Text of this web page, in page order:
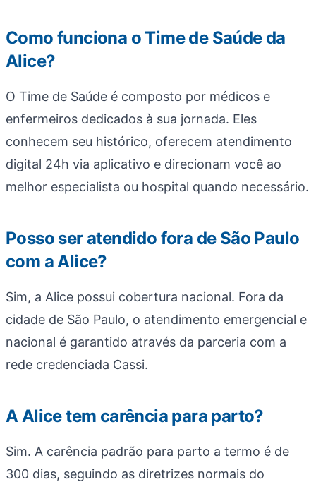
Como funciona o Time de Saúde da
Alice?
O Time de Saúde é composto por médicos e
enfermeiros dedicados à sua jornada. Eles
conhecem seu histórico, oferecem atendimento
digital 24h via aplicativo e direcionam você ao
melhor especialista ou hospital quando necessário.
Posso ser atendido fora de São Paulo
com a Alice?
Sim, a Alice possui cobertura nacional. Fora da
cidade de São Paulo, o atendimento emergencial e
nacional é garantido através da parceria com a
rede credenciada Cassi.
A Alice tem carência para parto?
Sim. A carência padrão para parto a termo é de
300 dias, seguindo as diretrizes normais do